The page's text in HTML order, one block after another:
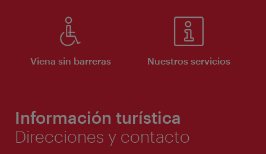
Viena sin barreras Nuestros servicios
Información turística
Direcciones y contacto